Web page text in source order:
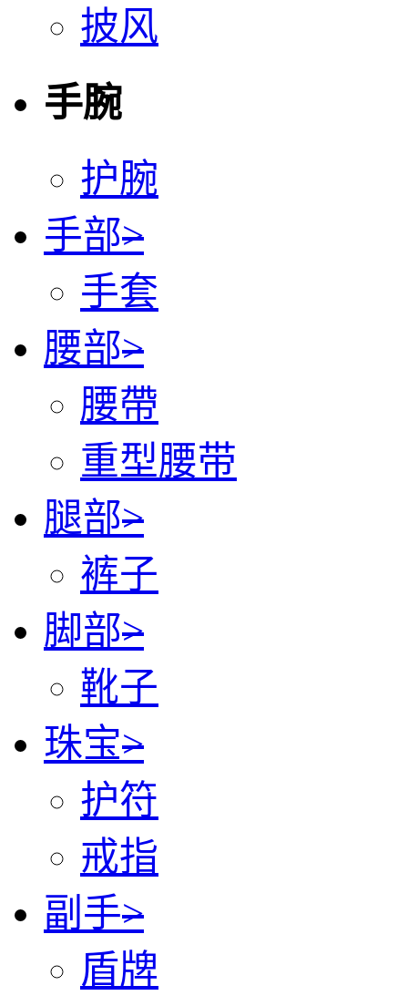
披风
手腕
护腕
手部>
手套
腰部>
腰帶
重型腰带
腿部>
裤子
脚部>
靴子
珠宝>
护符
戒指
副手>
盾牌